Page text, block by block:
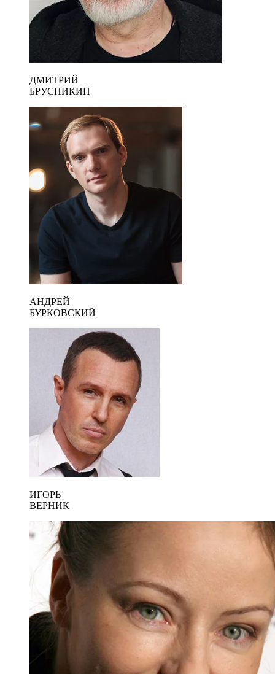
ДМИТРИЙ
БРУСНИКИН
АНДРЕЙ
БУРКОВСКИЙ
ИГОРЬ
ВЕРНИК